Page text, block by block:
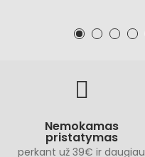
Nemokamas
pristatymas
perkant už 39€ ir daugiau